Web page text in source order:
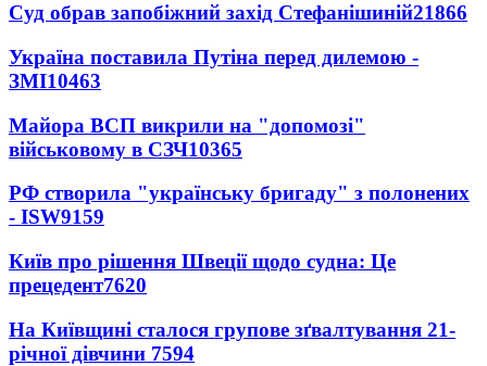
Суд обрав запобіжний захід Стефанішиній21866
Україна поставила Путіна перед дилемою -
ЗМІ10463
Майора ВСП викрили на "допомозі"
військовому в СЗЧ10365
РФ створила "українську бригаду" з полонених
- ISW9159
Київ про рішення Швеції щодо судна: Це
прецедент7620
На Київщині сталося групове зґвалтування 21-
річної дівчини 7594